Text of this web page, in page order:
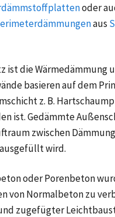
oder
aus
ist die Wärmedämmung
basieren auf dem
z. B.
ist. Gedämmte
zwischen
wird.
oder Porenbeton
von Normalbeton zu
zugefügter